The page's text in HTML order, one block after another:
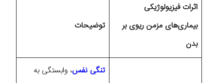
اثرات فیزیولوژیکی
بیماری‌های مزمن ریوی بر
بدن
توضیحات
تنگی نفس، وابستگی به